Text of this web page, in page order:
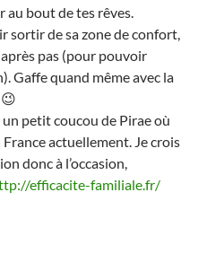
au bout de tes rêves.
sortir de sa zone de confort,
pas (pour pouvoir
Gaffe quand même avec la
un petit coucou de Pirae où
France actuellement. Je crois
donc à l’occasion,
efficacite-familiale.fr/